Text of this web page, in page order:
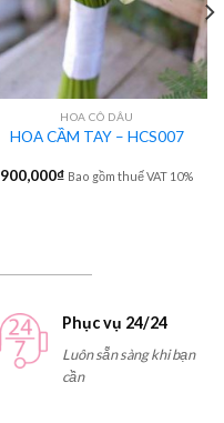
HOA CÔ DÂU
HOA CẦM TAY – HCS007
900,000₫ Bao gồm thuế VAT 10%
Phục vụ 24/24
Luôn sẵn sàng khi bạn
cần